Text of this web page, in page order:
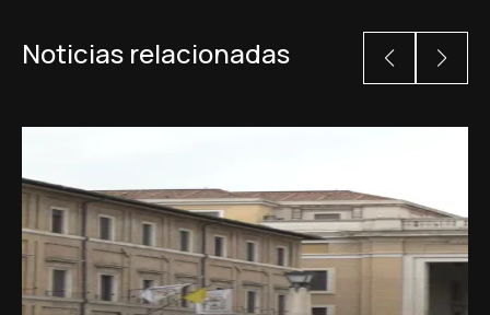
Noticias relacionadas